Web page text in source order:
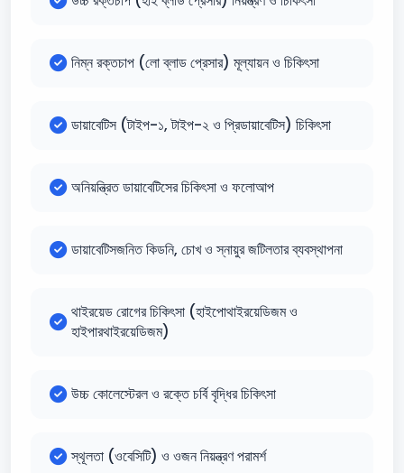
নিম্ন রক্তচাপ (লো ব্লাড প্রেসার) মূল্যায়ন ও চিকিৎসা
ডায়াবেটিস (টাইপ-১, টাইপ-২ ও প্রিডায়াবেটিস) চিকিৎসা
অনিয়ন্ত্রিত ডায়াবেটিসের চিকিৎসা ও ফলোআপ
ডায়াবেটিসজনিত কিডনি, চোখ ও স্নায়ুর জটিলতার ব্যবস্থাপনা
থাইরয়েড রোগের চিকিৎসা (হাইপোথাইরয়েডিজম ও
হাইপারথাইরয়েডিজম)
উচ্চ কোলেস্টেরল ও রক্তে চর্বি বৃদ্ধির চিকিৎসা
স্থূলতা (ওবেসিটি) ও ওজন নিয়ন্ত্রণ পরামর্শ